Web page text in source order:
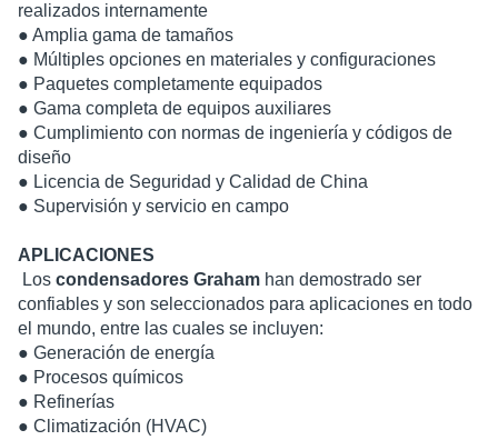
realizados internamente
● Amplia gama de tamaños
● Múltiples opciones en materiales y configuraciones
● Paquetes completamente equipados
● Gama completa de equipos auxiliares
● Cumplimiento con normas de ingeniería y códigos de
diseño
● Licencia de Seguridad y Calidad de China
● Supervisión y servicio en campo
APLICACIONES
Los condensadores Graham han demostrado ser
confiables y son seleccionados para aplicaciones en todo
el mundo, entre las cuales se incluyen:
● Generación de energía
● Procesos químicos
● Refinerías
● Climatización (HVAC)